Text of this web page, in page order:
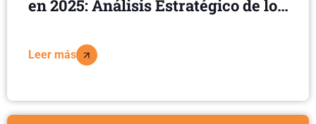
en 2025: Análisis Estratégico de los
Leer más